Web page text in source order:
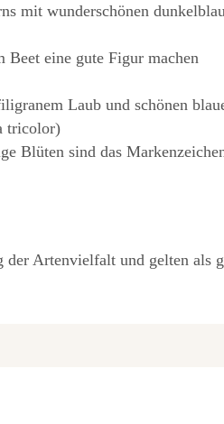
mit wunderschönen
eine gute Figur machen
Laub und schönen
tricolor)
Blüten sind das
Artenvielfalt und gelten